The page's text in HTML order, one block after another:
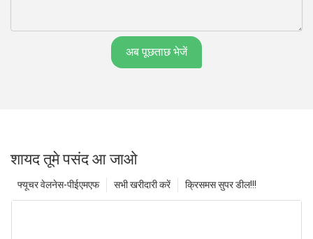
अब पूछताछ भेजें
शायद तूमे पसंद आ जाओ
क्रिसमस सुपर डील!!!
सभी खरीदारी करें
फ्यूचर वेलनेस-पीईएमएफ